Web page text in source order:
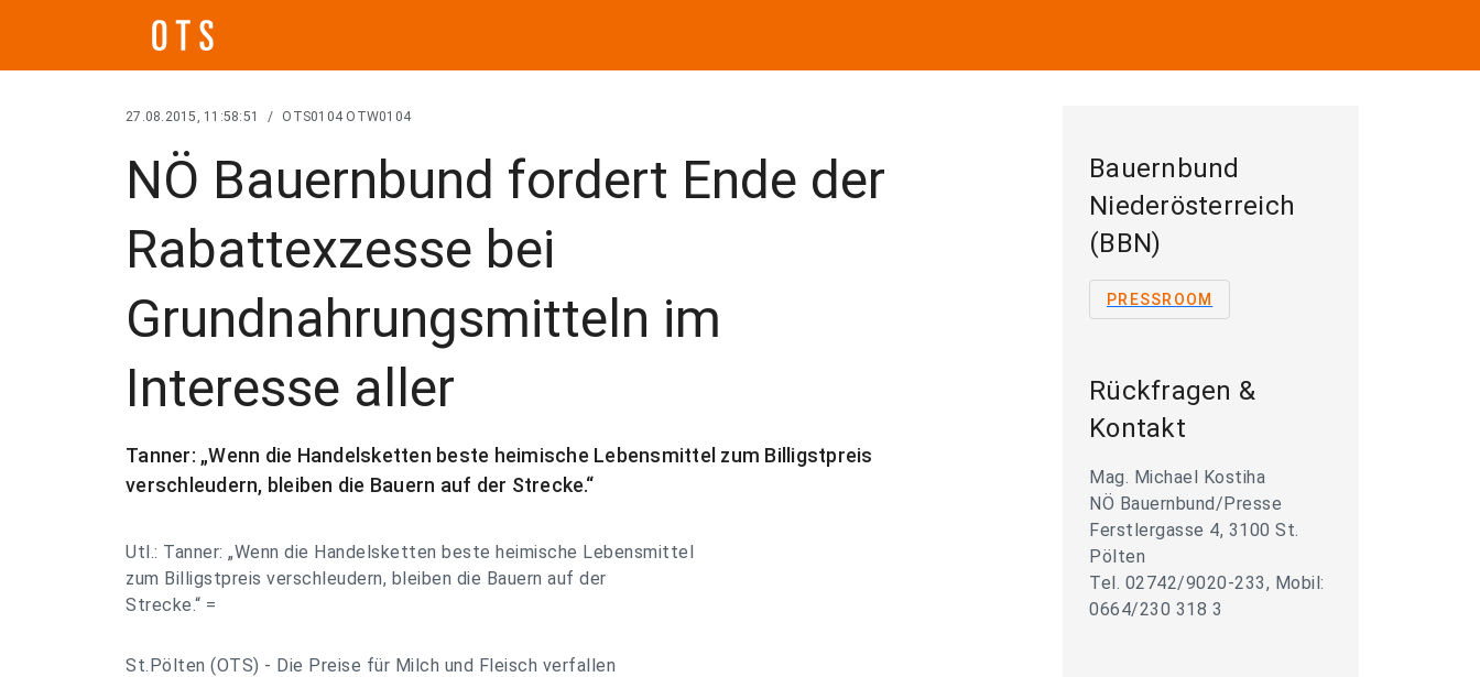
27.08.2015, 11:58:51 / OTS0104 OTW0104
NÖ Bauernbund fordert Ende der
Rabattexzesse bei
Grundnahrungsmitteln im
Interesse aller
Tanner: „Wenn die Handelsketten beste heimische Lebensmittel zum Billigstpreis
verschleudern, bleiben die Bauern auf der Strecke.“
Utl.: Tanner: „Wenn die Handelsketten beste heimische Lebensmittel
zum Billigstpreis verschleudern, bleiben die Bauern auf der
Strecke.“ =
St.Pölten (OTS) - Die Preise für Milch und Fleisch verfallen
Bauernbund
Niederösterreich
(BBN)
PRESSROOM
Rückfragen &
Kontakt
Mag. Michael Kostiha
NÖ Bauernbund/Presse
Ferstlergasse 4, 3100 St.
Pölten
Tel. 02742/9020-233, Mobil:
0664/230 318 3